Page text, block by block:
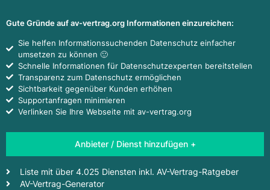
Gute Gründe auf av-vertrag.org Informationen einzureichen:
Sie helfen Informationssuchenden Datenschutz einfacher
umsetzen zu können 🙂
Schnelle Informationen für Datenschutzexperten bereitstellen
Transparenz zum Datenschutz ermöglichen
Sichtbarkeit gegenüber Kunden erhöhen
Supportanfragen minimieren
Verlinken Sie Ihre Webseite mit av-vertrag.org
Anbieter / Dienst hinzufügen +
Liste mit über 4.025 Diensten inkl. AV-Vertrag-Ratgeber
AV-Vertrag-Generator